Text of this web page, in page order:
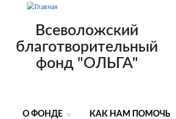
Перейти к основному содержанию
Всеволожский
благотворительный
фонд "ОЛЬГА"
О ФОНДЕ КАК НАМ ПОМОЧЬ